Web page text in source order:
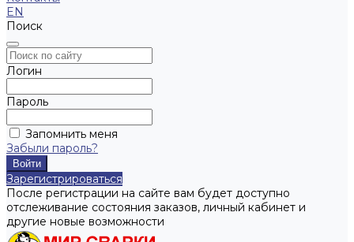
EN
Поиск
Логин
Пароль
Запомнить меня
Забыли пароль?
Зарегистрироваться
После регистрации на сайте вам будет доступно
отслеживание состояния заказов, личный кабинет и
другие новые возможности